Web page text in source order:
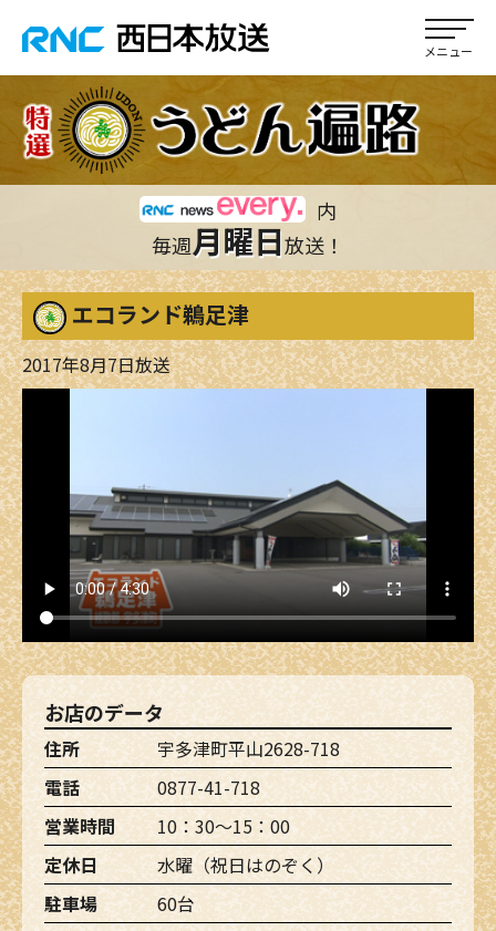
内
毎週月曜日放送！
エコランド鵜足津
2017年8月7日放送
お店のデータ
住所
宇多津町平山2628-718
電話
0877-41-718
営業時間
10：30～15：00
定休日
水曜（祝日はのぞく）
駐車場
60台